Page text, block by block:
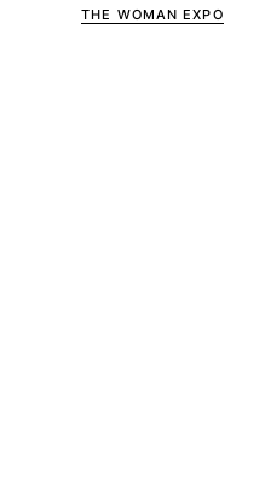
THE WOMAN EXPO